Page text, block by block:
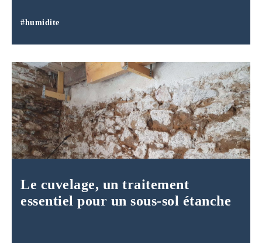
#humidite
Le cuvelage, un traitement
essentiel pour un sous-sol étanche